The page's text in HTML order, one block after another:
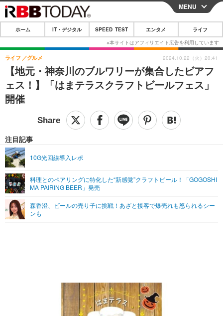
CLOSE
ホーム
IT・デジタル
IT・デジタルTOP スマートフォン
ショッピング その他
SPEED TEST
エンタメ
エンタメTOP 映画・ドラマ
音楽
グラビア ブログ
ペット
その他
リリース一覧
プッシュ通知の停止方法
MENU
ホーム IT・デジタル SPEED TEST エンタメ ライフ
【地元・神奈川のブルワリーが集合したビアフ
ェス！】「はまテラスクラフトビールフェス」
開催
ライフ グルメ
注目記事
10G光回線導入レポ
料理とのペアリングに特化した“新感覚”クラフトビール！「GOGOSHI
MA PAIRING BEER」発売
森香澄、ビールの売り子に挑戦！あざと接客で爆売れも怒られるシー
ンも
2024.10.22（火）20:41